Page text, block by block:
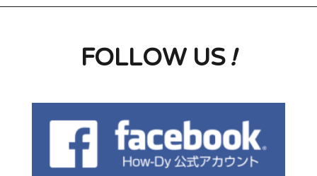
FOLLOW US !